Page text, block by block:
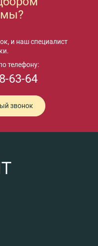
и наш специалист
телефону:
63-64
звонок